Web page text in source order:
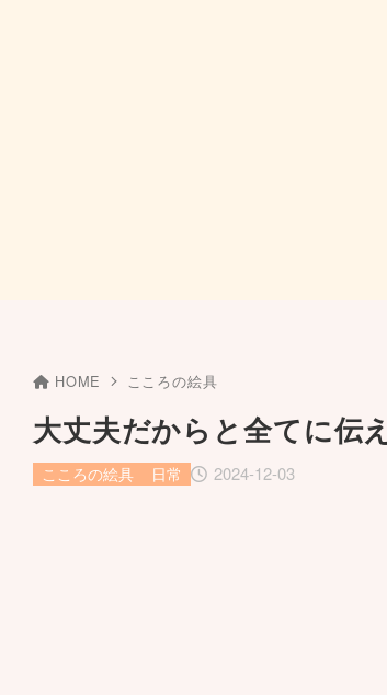
HOME こころの絵具
大丈夫だからと全てに伝
2024-12-03
こころの絵具 日常